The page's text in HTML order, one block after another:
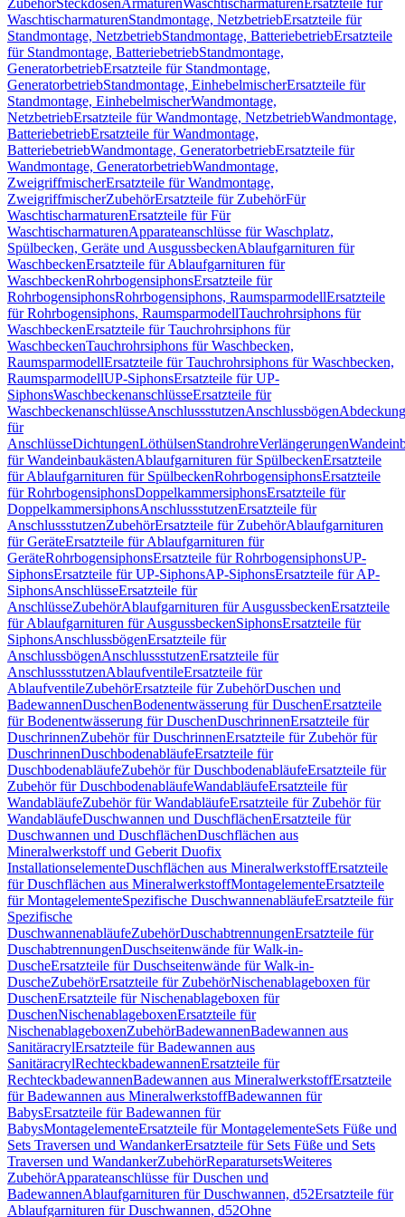
ZubehörSteckdosenArmaturenWaschtischarmaturen Ersatzteile für
WaschtischarmaturenStandmontage, NetzbetriebErsatzteile für
Standmontage, NetzbetriebStandmontage, BatteriebetriebErsatzteile
für Standmontage, BatteriebetriebStandmontage,
GeneratorbetriebErsatzteile für Standmontage,
GeneratorbetriebStandmontage, EinhebelmischerErsatzteile für
Standmontage, EinhebelmischerWandmontage,
NetzbetriebErsatzteile für Wandmontage, NetzbetriebWandmontage,
BatteriebetriebErsatzteile für Wandmontage,
BatteriebetriebWandmontage, GeneratorbetriebErsatzteile für
Wandmontage, GeneratorbetriebWandmontage,
ZweigriffmischerErsatzteile für Wandmontage,
ZweigriffmischerZubehörErsatzteile für ZubehörFür
WaschtischarmaturenErsatzteile für Für
WaschtischarmaturenApparateanschlüsse für Waschplatz,
Spülbecken, Geräte und AusgussbeckenAblaufgarnituren für
WaschbeckenErsatzteile für Ablaufgarnituren für
WaschbeckenRohrbogensiphonsErsatzteile für
RohrbogensiphonsRohrbogensiphons, RaumsparmodellErsatzteile
für Rohrbogensiphons, RaumsparmodellTauchrohrsiphons für
WaschbeckenErsatzteile für Tauchrohrsiphons für
WaschbeckenTauchrohrsiphons für Waschbecken,
RaumsparmodellErsatzteile für Tauchrohrsiphons für Waschbecken,
RaumsparmodellUP-SiphonsErsatzteile für UP-
SiphonsWaschbeckenanschlüsseErsatzteile für
WaschbeckenanschlüsseAnschlussstutzenAnschlussbögen
für
AnschlüsseDichtungenLöthülsenStandrohreVerlängerungen
für WandeinbaukästenAblaufgarnituren für SpülbeckenErsatzteile
für Ablaufgarnituren für SpülbeckenRohrbogensiphonsErsatzteile
für RohrbogensiphonsDoppelkammersiphonsErsatzteile für
DoppelkammersiphonsAnschlussstutzenErsatzteile für
AnschlussstutzenZubehörErsatzteile für ZubehörAblaufgarnituren
für GeräteErsatzteile für Ablaufgarnituren für
GeräteRohrbogensiphonsErsatzteile für RohrbogensiphonsUP-
SiphonsErsatzteile für UP-SiphonsAP-SiphonsErsatzteile für AP-
SiphonsAnschlüsseErsatzteile für
AnschlüsseZubehörAblaufgarnituren für AusgussbeckenErsatzteile
für Ablaufgarnituren für AusgussbeckenSiphonsErsatzteile für
SiphonsAnschlussbögenErsatzteile für
AnschlussbögenAnschlussstutzenErsatzteile für
AnschlussstutzenAblaufventileErsatzteile für
AblaufventileZubehörErsatzteile für ZubehörDuschen und
BadewannenDuschenBodenentwässerung für DuschenErsatzteile
für Bodenentwässerung für DuschenDuschrinnenErsatzteile für
DuschrinnenZubehör für DuschrinnenErsatzteile für Zubehör für
DuschrinnenDuschbodenabläufeErsatzteile für
DuschbodenabläufeZubehör für DuschbodenabläufeErsatzteile für
Zubehör für DuschbodenabläufeWandabläufeErsatzteile für
WandabläufeZubehör für WandabläufeErsatzteile für Zubehör für
WandabläufeDuschwannen und DuschflächenErsatzteile für
Duschwannen und DuschflächenDuschflächen aus
Mineralwerkstoff und Geberit Duofix
InstallationselementeDuschflächen aus MineralwerkstoffErsatzteile
für Duschflächen aus MineralwerkstoffMontagelementeErsatzteile
für MontagelementeSpezifische DuschwannenabläufeErsatzteile für
Spezifische
DuschwannenabläufeZubehörDuschabtrennungenErsatzteile für
DuschabtrennungenDuschseitenwände für Walk-in-
DuscheErsatzteile für Duschseitenwände für Walk-in-
DuscheZubehörErsatzteile für ZubehörNischenablageboxen für
DuschenErsatzteile für Nischenablageboxen für
DuschenNischenablageboxenErsatzteile für
NischenablageboxenZubehörBadewannenBadewannen aus
SanitäracrylErsatzteile für Badewannen aus
SanitäracrylRechteckbadewannenErsatzteile für
RechteckbadewannenBadewannen aus MineralwerkstoffErsatzteile
für Badewannen aus MineralwerkstoffBadewannen für
BabysErsatzteile für Badewannen für
BabysMontagelementeErsatzteile für MontagelementeSets Füße und
Sets Traversen und WandankerErsatzteile für Sets Füße und Sets
Traversen und WandankerZubehörReparatursetsWeiteres
ZubehörApparateanschlüsse für Duschen und
BadewannenAblaufgarnituren für Duschwannen, d52Ersatzteile für
Ablaufgarnituren für Duschwannen, d52Ohne